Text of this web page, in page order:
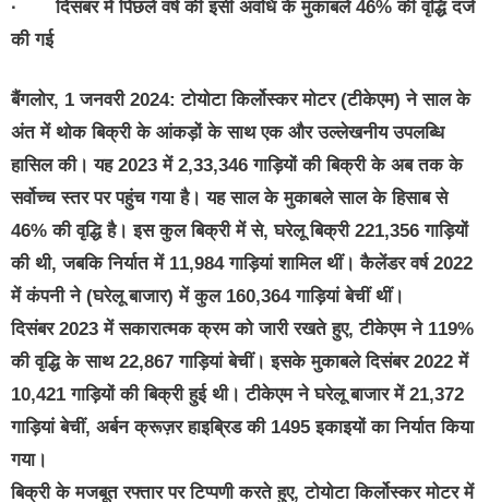
· दिसंबर में पिछले वर्ष की इसी अवधि के मुकाबले 46% की वृद्धि दर्ज
की गई
बैंगलोर, 1 जनवरी 2024: टोयोटा किर्लोस्कर मोटर (टीकेएम) ने साल के
अंत में थोक बिक्री के आंकड़ों के साथ एक और उल्लेखनीय उपलब्धि
हासिल की। यह 2023 में 2,33,346 गाड़ियों की बिक्री के अब तक के
सर्वोच्च स्तर पर पहुंच गया है। यह साल के मुकाबले साल के हिसाब से
46% की वृद्धि है। इस कुल बिक्री में से, घरेलू बिक्री 221,356 गाड़ियों
की थी, जबकि निर्यात में 11,984 गाड़ियां शामिल थीं। कैलेंडर वर्ष 2022
में कंपनी ने (घरेलू बाजार) में कुल 160,364 गाड़ियां बेचीं थीं।
दिसंबर 2023 में सकारात्मक क्रम को जारी रखते हुए, टीकेएम ने 119%
की वृद्धि के साथ 22,867 गाड़ियां बेचीं। इसके मुकाबले दिसंबर 2022 में
10,421 गाड़ियों की बिक्री हुई थी। टीकेएम ने घरेलू बाजार में 21,372
गाड़ियां बेचीं, अर्बन क्रूज़र हाइब्रिड की 1495 इकाइयों का निर्यात किया
गया।
बिक्री के मजबूत रफ्तार पर टिप्पणी करते हुए, टोयोटा किर्लोस्कर मोटर में